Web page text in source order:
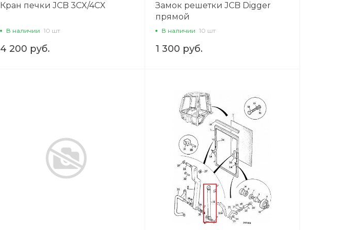
Кран печки JCB 3CX/4CX
В наличии 10 шт
4 200 руб.
Замок решетки JCB Digger
прямой
В наличии 10 шт
1 300 руб.